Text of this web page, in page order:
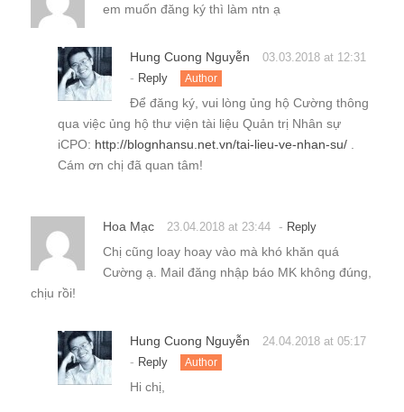
em muốn đăng ký thì làm ntn ạ
Hung Cuong Nguyễn 03.03.2018 at 12:31
- Reply Author
Để đăng ký, vui lòng ủng hộ Cường thông
qua việc ủng hộ thư viện tài liệu Quản trị Nhân sự
iCPO: http://blognhansu.net.vn/tai-lieu-ve-nhan-su/
Cám ơn chị đã quan tâm!
Hoa Mạc 23.04.2018 at 23:44 - Reply
Chị cũng loay hoay vào mà khó khăn quá
Cường ạ. Mail đăng nhập báo MK không đúng,
chịu rồi!
Hung Cuong Nguyễn 24.04.2018 at 05:17
- Reply Author
Hi chị,